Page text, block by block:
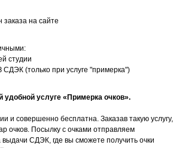
на сайте
студии
СДЭК (только при услуге "примерка")
услуге «Примерка очков».
и совершенно бесплатна. Заказав такую услугу,
очков. Посылку с очками отправляем
СДЭК, где вы сможете получить очки